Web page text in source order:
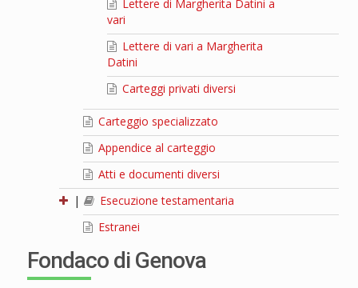
Lettere di Margherita Datini a
vari
Lettere di vari a Margherita
Datini
Carteggi privati diversi
Carteggio specializzato
Appendice al carteggio
Atti e documenti diversi
|
Esecuzione testamentaria
Estranei
Fondaco di Genova